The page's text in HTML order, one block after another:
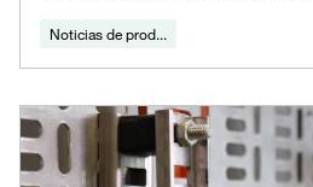
Noticias de prod...